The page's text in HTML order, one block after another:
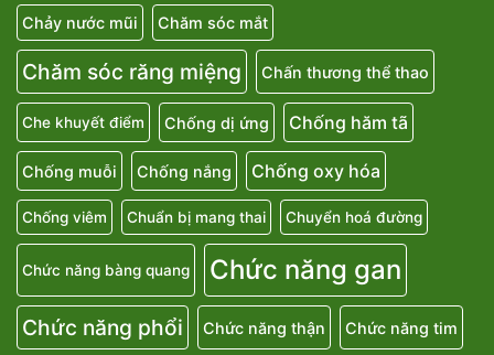
Chảy nước mũi Chăm sóc mắt
Chăm sóc răng miệng Chấn thương thể thao
Che khuyết điểm Chống dị ứng Chống hăm tã
Chống muỗi Chống nắng Chống oxy hóa
Chống viêm Chuẩn bị mang thai Chuyển hoá đường
Chức năng bàng quang Chức năng gan
Chức năng phổi Chức năng thận Chức năng tim